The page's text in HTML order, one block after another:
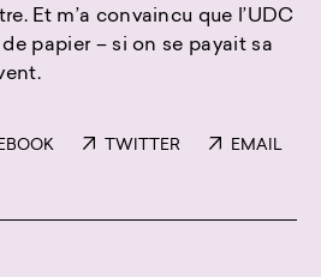
Et m’a convaincu que l’UDC
papier – si on se payait sa
TWITTER EMAIL